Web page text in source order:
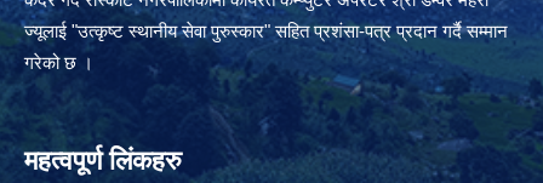
ज्यूलाई "उत्कृष्ट स्थानीय सेवा पुरुस्कार" सहित प्रशंसा-पत्र प्रदान गर्दै सम्मान
गरेको छ ।
महत्वपूर्ण लिंकहरु